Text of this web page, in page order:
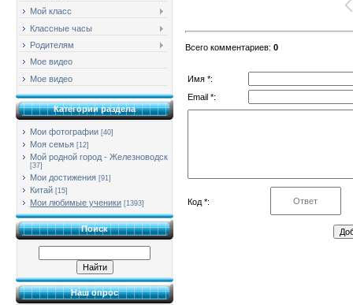
Мой класс
Классные часы
Родителям
Мое видео
Мое видео
Категории раздела
Мои фотографии [40]
Моя семья [12]
Мой родной город - Железноводск
[37]
Мои достижения [91]
Китай [15]
Мои любимые ученики [1393]
Поиск
Наш опрос
Всего комментариев: 0
Имя *:
Email *:
Код *: